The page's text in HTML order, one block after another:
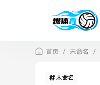
首页 / 未命名 /
未命名